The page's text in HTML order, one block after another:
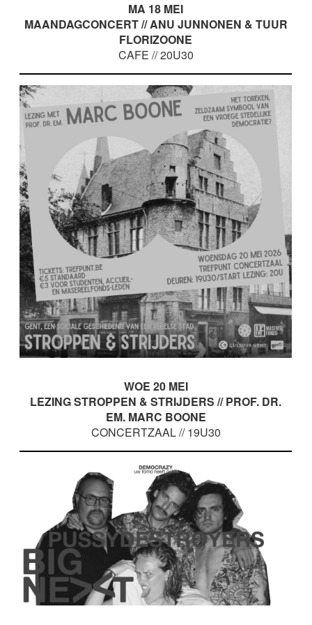
MA 18 MEI
MAANDAGCONCERT // ANU JUNNONEN & TUUR
FLORIZOONE
CAFE // 20U30
WOE 20 MEI
LEZING STROPPEN & STRIJDERS // PROF. DR.
EM. MARC BOONE
CONCERTZAAL // 19U30